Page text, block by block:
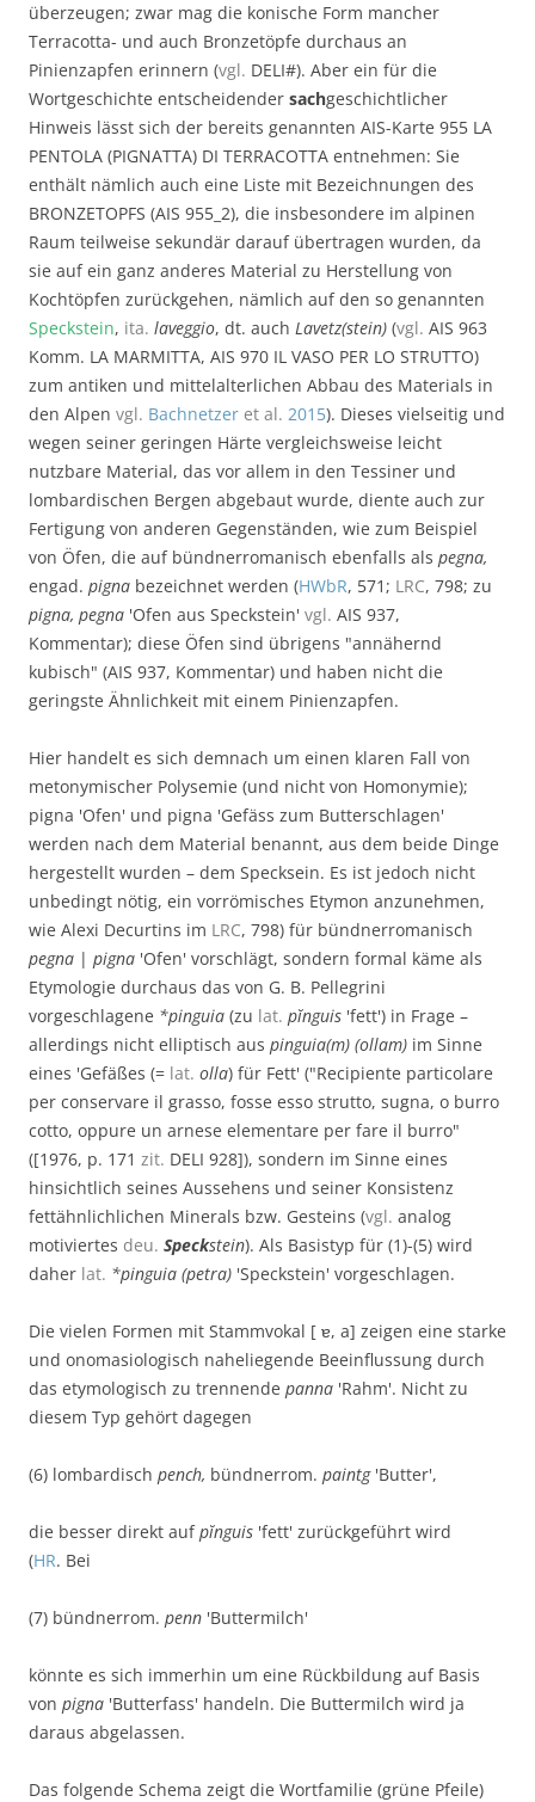
überzeugen; zwar mag die konische Form mancher
Terracotta- und auch Bronzetöpfe durchaus an
Pinienzapfen erinnern (vgl. DELI#). Aber ein für die
Wortgeschichte entscheidender sachgeschichtlicher
Hinweis lässt sich der bereits genannten AIS-Karte 955 LA
PENTOLA (PIGNATTA) DI TERRACOTTA entnehmen: Sie
enthält nämlich auch eine Liste mit Bezeichnungen des
BRONZETOPFS (AIS 955_2), die insbesondere im alpinen
Raum teilweise sekundär darauf übertragen wurden, da
sie auf ein ganz anderes Material zu Herstellung von
Kochtöpfen zurückgehen, nämlich auf den so genannten
Speckstein, ita. laveggio, dt. auch Lavetz(stein) (vgl. AIS 963
Komm. LA MARMITTA, AIS 970 IL VASO PER LO STRUTTO)
zum antiken und mittelalterlichen Abbau des Materials in
den Alpen vgl. Bachnetzer et al. 2015). Dieses vielseitig und
wegen seiner geringen Härte vergleichsweise leicht
nutzbare Material, das vor allem in den Tessiner und
lombardischen Bergen abgebaut wurde, diente auch zur
Fertigung von anderen Gegenständen, wie zum Beispiel
von Öfen, die auf bündnerromanisch ebenfalls als pegna,
engad. pigna bezeichnet werden (HWbR, 571; LRC, 798; zu
pigna, pegna 'Ofen aus Speckstein' vgl. AIS 937,
Kommentar); diese Öfen sind übrigens "annähernd
kubisch" (AIS 937, Kommentar) und haben nicht die
geringste Ähnlichkeit mit einem Pinienzapfen.
Hier handelt es sich demnach um einen klaren Fall von
metonymischer Polysemie (und nicht von Homonymie);
pigna 'Ofen' und pigna 'Gefäss zum Butterschlagen'
werden nach dem Material benannt, aus dem beide Dinge
hergestellt wurden – dem Specksein. Es ist jedoch nicht
unbedingt nötig, ein vorrömisches Etymon anzunehmen,
wie Alexi Decurtins im LRC, 798) für bündnerromanisch
pegna | pigna 'Ofen' vorschlägt, sondern formal käme als
Etymologie durchaus das von G. B. Pellegrini
vorgeschlagene *pinguia (zu lat. pĭnguis 'fett') in Frage –
allerdings nicht elliptisch aus pinguia(m) (ollam) im Sinne
eines 'Gefäßes (= lat. olla) für Fett' ("Recipiente particolare
per conservare il grasso, fosse esso strutto, sugna, o burro
cotto, oppure un arnese elementare per fare il burro"
([1976, p. 171 zit. DELI 928]), sondern im Sinne eines
hinsichtlich seines Aussehens und seiner Konsistenz
fettähnlichlichen Minerals bzw. Gesteins (vgl. analog
motiviertes deu. Speckstein). Als Basistyp für (1)-(5) wird
daher lat. *pinguia (petra) 'Speckstein' vorgeschlagen.
Die vielen Formen mit Stammvokal [ ɐ, a] zeigen eine starke
und onomasiologisch naheliegende Beeinflussung durch
das etymologisch zu trennende panna 'Rahm'. Nicht zu
diesem Typ gehört dagegen
(6) lombardisch pench, bündnerrom. paintg'Butter',
die besser direkt aufpĭnguis 'fett' zurückgeführt wird
(HR. Bei
(7) bündnerrom. penn 'Buttermilch'
könnte es sich immerhin um eine Rückbildung auf Basis
von pigna 'Butterfass' handeln. Die Buttermilch wird ja
daraus abgelassen.
Das folgende Schema zeigt die Wortfamilie (grüne Pfeile)